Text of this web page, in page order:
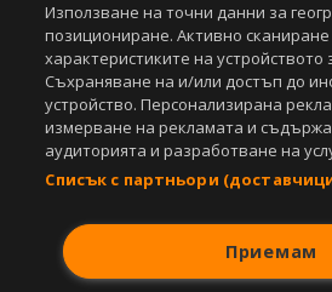
Използване на точни данни за
позициониране. Активно сканиране
характеристиките на
Съхраняване на и/или достъп до
устройство. Персонализирана
измерване на рекламата и
аудиторията и разработване на
Списък с партньори
Приемам